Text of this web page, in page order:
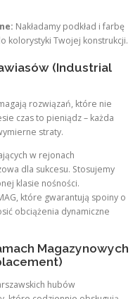
Nakładamy podkład i farbę
kolorystyki Twojej konstrukcji.
(Industrial
rozwiązań, które nie
czas to pieniądz – każda
straty.
w rejonach
dla sukcesu. Stosujemy
klasie nośności.
które gwarantują spoiny o
obciążenia dynamiczne
Magazynowych
hubów